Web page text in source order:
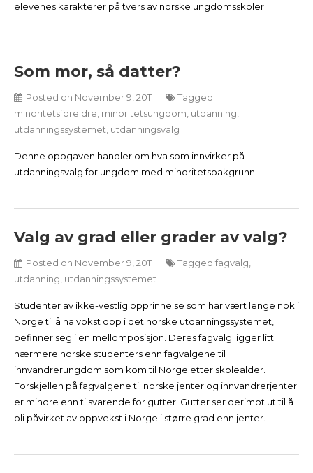
elevenes karakterer på tvers av norske ungdomsskoler.
Som mor, så datter?
Posted on November 9, 2011
Tagged
minoritetsforeldre minoritetsungdom utdanning
utdanningssystemet utdanningsvalg
Denne oppgaven handler om hva som innvirker på
utdanningsvalg for ungdom med minoritetsbakgrunn.
Valg av grad eller grader av valg?
Posted on November 9, 2011 Tagged fagvalg
utdanning utdanningssystemet
Studenter av ikke-vestlig opprinnelse som har vært lenge nok i
Norge til å ha vokst opp i det norske utdanningssystemet,
befinner seg i en mellomposisjon. Deres fagvalg ligger litt
nærmere norske studenters enn fagvalgene til
innvandrerungdom som kom til Norge etter skolealder.
Forskjellen på fagvalgene til norske jenter og innvandrerjenter
er mindre enn tilsvarende for gutter. Gutter ser derimot ut til å
bli påvirket av oppvekst i Norge i større grad enn jenter.